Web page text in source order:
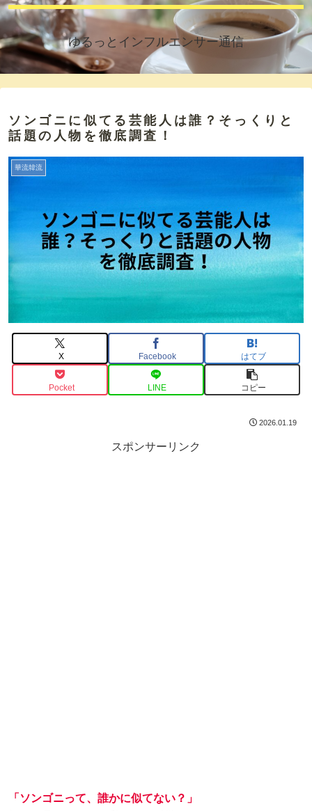
ゆるっとインフルエンサー通信
ソンゴニに似てる芸能人は誰？そっくりと
話題の人物を徹底調査！
華流韓流
X Facebook はてブ
Pocket LINE コピー
2026.01.19
スポンサーリンク
「ソンゴニって、誰かに似てない？」